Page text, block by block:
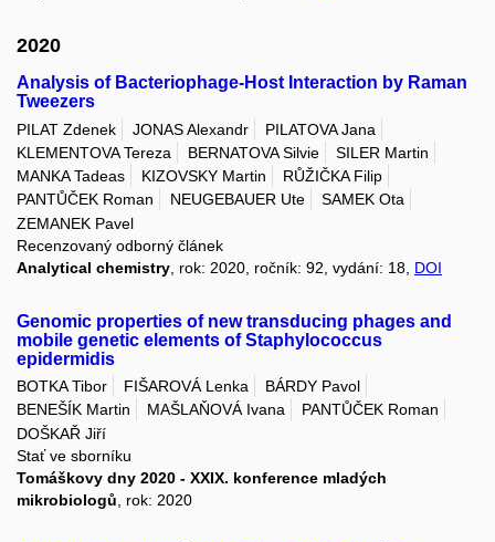
2020
Analysis of Bacteriophage-Host Interaction by Raman
Tweezers
PILAT Zdenek JONAS Alexandr
PILATOVA Jana
KLEMENTOVA Tereza
BERNATOVA Silvie
SILER Martin
MANKA Tadeas
KIZOVSKY Martin
RŮŽIČKA Filip
PANTŮČEK Roman
NEUGEBAUER Ute
SAMEK Ota
ZEMANEK Pavel
Recenzovaný odborný článek
Analytical chemistry , rok: 2020, ročník: 92, vydání: 18, DOI
Genomic properties of new transducing phages and
mobile genetic elements of Staphylococcus
epidermidis
BOTKA Tibor FIŠAROVÁ Lenka
BÁRDY Pavol
BENEŠÍK Martin
MAŠLAŇOVÁ Ivana
PANTŮČEK Roman
DOŠKAŘ Jiří
Stať ve sborníku
Tomáškovy dny 2020 - XXIX. konference mladých
mikrobiologů , rok: 2020